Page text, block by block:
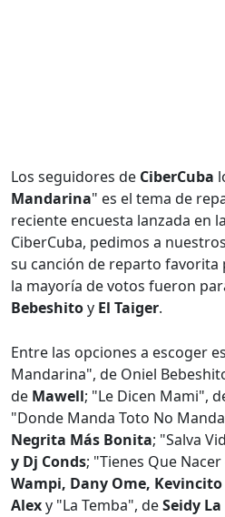
Los seguidores de CiberCuba
Mandarina" es el tema de
reciente encuesta lanzada en
CiberCuba, pedimos a
su canción de reparto favorita
la mayoría de votos fueron
Bebeshitoy El Taiger.
Entre las opciones a escoger
Mandarina", de Oniel
de Mawell; "Le Dicen Mami",
"Donde Manda Toto No
Negrita Más Bonita; "Salva
y Dj Conds; "Tienes Que
Wampi, Dany Ome, Kevincito
Alexy "La Temba", deSeidy